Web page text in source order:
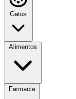
Gatos
Alimentos
Farmacia